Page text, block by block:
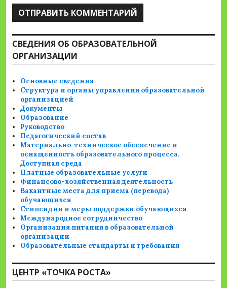
СВЕДЕНИЯ ОБ ОБРАЗОВАТЕЛЬНОЙ
ОРГАНИЗАЦИИ
Основные сведения
Структура и органы управления образовательной
организацией
Документы
Образование
Руководство
Педагогический состав
Материально-техническое обеспечение и
оснащенность образовательного процесса.
Доступная среда
Платные образовательные услуги
Финансово-хозяйственная деятельность
Вакантные места для приема (перевода)
обучающихся
Стипендии и меры поддержки обучающихся
Международное сотрудничество
Организация питания в образовательной
организации
Образовательные стандарты и требования
ЦЕНТР «ТОЧКА РОСТА»